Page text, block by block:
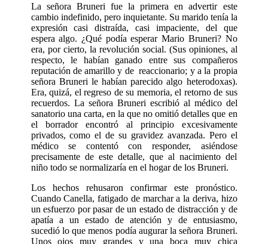
La señora Bruneri fue la primera en advertir este
cambio indefinido, pero inquietante. Su marido tenía la
expresión casi distraída, casi impaciente, del que
espera algo. ¿Qué podía esperar Mario Bruneri? No
era, por cierto, la revolución social. (Sus opiniones, al
respecto, le habían ganado entre sus compañeros
reputación de amarillo y de reaccionario; y a la propia
señora Bruneri le habían parecido algo heterodoxas).
Era, quizá, el regreso de su memoria, el retorno de sus
recuerdos. La señora Bruneri escribió al médico del
sanatorio una carta, en la que no omitió detalles que en
el borrador encontró al principio excesivamente
privados, como el de su gravidez avanzada. Pero el
médico se contentó con responder, asiéndose
precisamente de este detalle, que al nacimiento del
niño todo se normalizaría en el hogar de los Bruneri.
Los hechos rehusaron confirmar este pronóstico.
Cuando Canella, fatigado de marchar a la deriva, hizo
un esfuerzo por pasar de un estado de distracción y de
apatía a un estado de atención y de entusiasmo,
sucedió lo que menos podía augurar la señora Bruneri.
Unos ojos muy grandes y una boca muy chica